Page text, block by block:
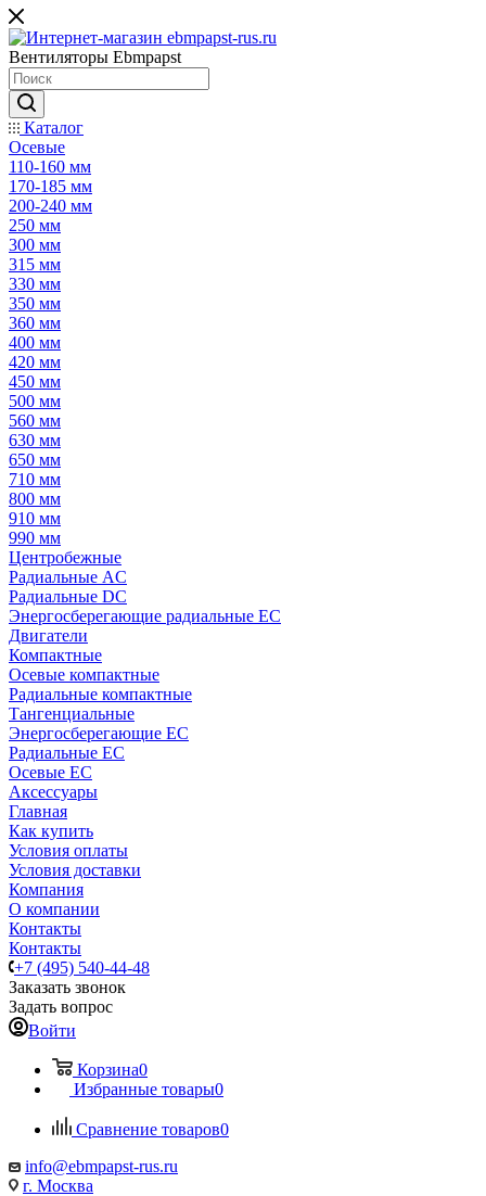
Вентиляторы Ebmpapst
Каталог
Осевые
110-160 мм
170-185 мм
200-240 мм
250 мм
300 мм
315 мм
330 мм
350 мм
360 мм
400 мм
420 мм
450 мм
500 мм
560 мм
630 мм
650 мм
710 мм
800 мм
910 мм
990 мм
Центробежные
Радиальные AC
Радиальные DC
Энергосберегающие радиальные EC
Двигатели
Компактные
Осевые компактные
Радиальные компактные
Тангенциальные
Энергосберегающие EC
Радиальные EC
Осевые EC
Аксессуары
Главная
Как купить
Условия оплаты
Условия доставки
Компания
О компании
Контакты
Контакты
+7 (495) 540-44-48
Заказать звонок
Задать вопрос
Войти
Корзина0
Избранные товары0
Сравнение товаров0
info@ebmpapst-rus.ru
г. Москва